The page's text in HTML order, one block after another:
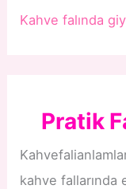
Kahve falında
Pratik
kahve